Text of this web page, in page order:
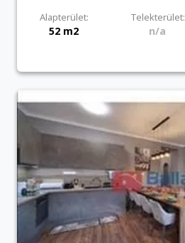
Alapterület: Telekterület:
52 m2 n/a